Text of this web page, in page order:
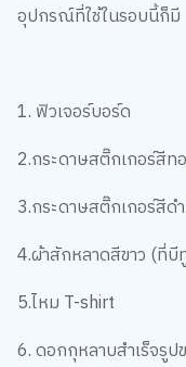
อุปกรณ์ที่ใช้ในรอบนี้ก็มี
1. ฟิวเจอร์บอร์ด
2.กระดาษสติ๊กเกอร์สีท
3.กระดาษสติ๊กเกอร์สีดำ
4.ผ้าสักหลาดสีขาว (ที่บี
5.ไหม T-shirt
6. ดอกกุหลาบสำเร็จรูป